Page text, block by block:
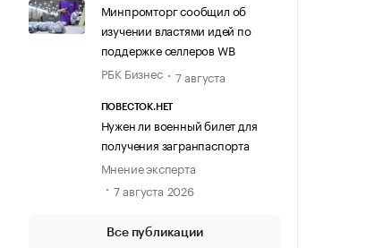
Минпромторг сообщил об
изучении властями идей по
поддержке селлеров WB
РБК Бизнес
7 августа
ПОВЕСТОК.НЕТ
Нужен ли военный билет для
получения загранпаспорта
Мнение эксперта
7 августа 2026
Все публикации